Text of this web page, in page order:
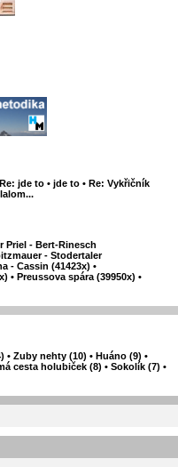
Re: jde to • jde to • Re: Vykřičník
Priel - Bert-Rinesch
- Stodertaler
- Cassin (41423x) •
• Preussova spára (39950x) •
• Zuby nehty (10) • Huáno (9) •
cesta holubiček (8) • Sokolík (7) •